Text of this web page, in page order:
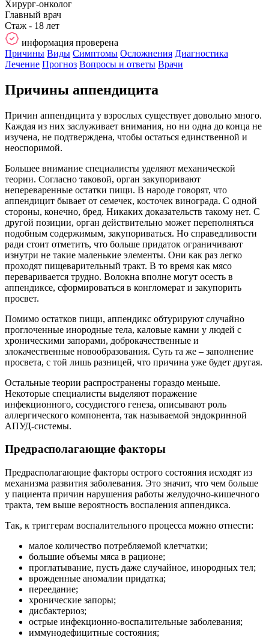
Хирург-онколог
Главный врач
Стаж - 18 лет
информация проверена
Причины Виды Симптомы Осложнения Диагностика
Лечение Прогноз Вопросы и ответы Врачи
Причины аппендицита
Причин аппендицита у взрослых существует довольно много.
Каждая из них заслуживает внимания, но ни одна до конца не
изучена, не подтверждена, чтобы остаться единственной и
неоспоримой.
Большее внимание специалисты уделяют механической
теории. Согласно таковой, орган закупоривают
непереваренные остатки пищи. В народе говорят, что
аппендицит бывает от семечек, косточек винограда. С одной
стороны, конечно, бред. Никаких доказательств такому нет. С
другой позиции, орган действительно может переполняться
подобным содержимым, закупориваться. Но справедливости
ради стоит отметить, что больше придаток ограничивают
изнутри не такие маленькие элементы. Они как раз легко
проходят пищеварительный тракт. В то время как мясо
переваривается трудно. Волокна вполне могут осесть в
аппендиксе, сформироваться в конгломерат и закупорить
просвет.
Помимо остатков пищи, аппендикс обтурируют случайно
проглоченные инородные тела, каловые камни у людей с
хроническими запорами, доброкачественные и
злокачественные новообразования. Суть та же – заполнение
просвета, с той лишь разницей, что причина уже будет другая.
Остальные теории распространены гораздо меньше.
Некоторые специалисты выделяют поражение
инфекционного, сосудистого генеза, описывают роль
аллергического компонента, так называемой эндокринной
АПУД-системы.
Предрасполагающие факторы
Предрасполагающие факторы острого состояния исходят из
механизма развития заболевания. Это значит, что чем больше
у пациента причин нарушения работы желудочно-кишечного
тракта, тем выше вероятность воспаления аппендикса.
Так, к триггерам воспалительного процесса можно отнести:
малое количество потребляемой клетчатки;
большие объемы мяса в рационе;
проглатывание, пусть даже случайное, инородных тел;
врожденные аномалии придатка;
переедание;
хронические запоры;
дисбактериоз;
острые инфекционно-воспалительные заболевания;
иммунодефицитные состояния;